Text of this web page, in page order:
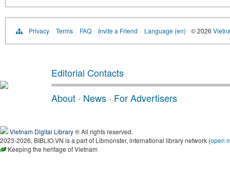
Privacy Terms FAQ Invite a Friend Language (en) © 2026
Editorial Contacts
About · News · For Advertisers
Vietnam Digital Library® All rights reserved.
2023-2026, BIBLIO.VN is a part of Libmonster, international library network (open
Keeping the heritage of Vietnam